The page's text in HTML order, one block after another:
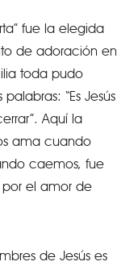
fue la elegida
de adoración en
toda pudo
“Es Jesús
Aquí la
ama cuando
caemos, fue
el amor de
de Jesús es